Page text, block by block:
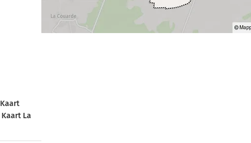
Kaart
Kaart La